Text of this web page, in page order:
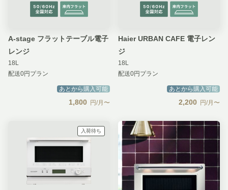
A-stage フラットテーブル電子
レンジ
18L
配送0円プラン
あとから購入可能
1,800 円/月〜
Haier URBAN CAFE 電子レン
ジ
18L
配送0円プラン
あとから購入可能
2,200 円/月〜
入荷待ち